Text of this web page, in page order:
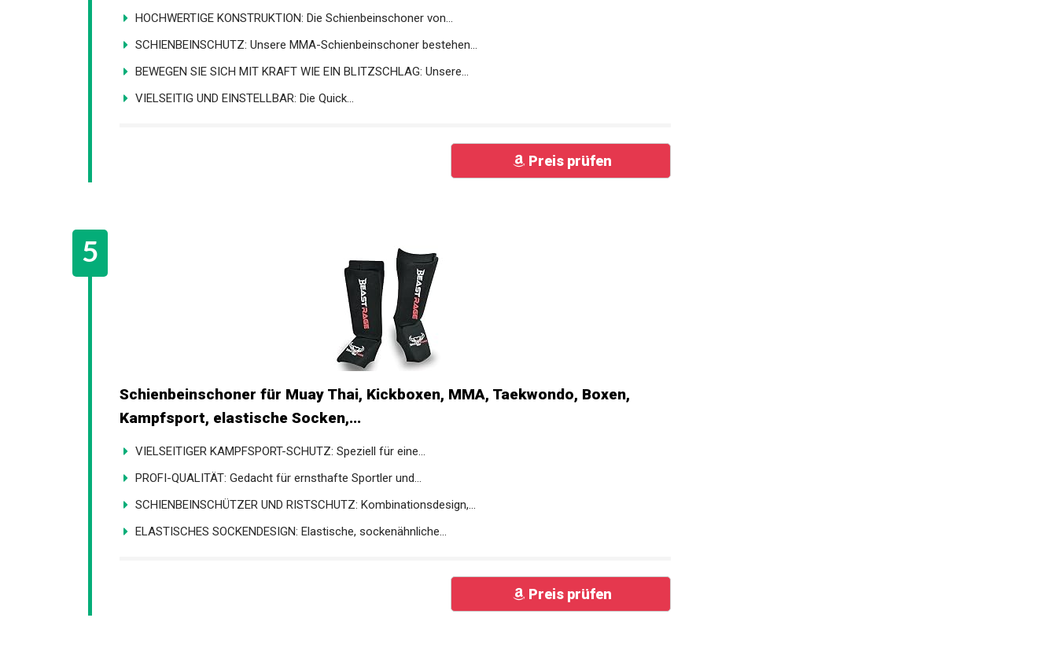
HOCHWERTIGE KONSTRUKTION: Die Schienbeinschoner von...
SCHIENBEINSCHUTZ: Unsere MMA-Schienbeinschoner bestehen...
BEWEGEN SIE SICH MIT KRAFT WIE EIN BLITZSCHLAG: Unsere...
VIELSEITIG UND EINSTELLBAR: Die Quick...
Preis prüfen
Schienbeinschoner für Muay Thai, Kickboxen, MMA, Taekwondo, Boxen,
Kampfsport, elastische Socken,...
VIELSEITIGER KAMPFSPORT-SCHUTZ: Speziell für eine...
PROFI-QUALITÄT: Gedacht für ernsthafte Sportler und...
SCHIENBEINSCHÜTZER UND RISTSCHUTZ: Kombinationsdesign,...
ELASTISCHES SOCKENDESIGN: Elastische, sockenähnliche...
Preis prüfen